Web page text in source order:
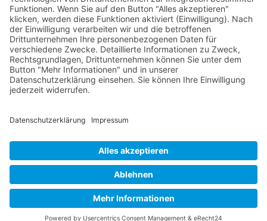
Kontakt
Postanschrift
Traumkatzen e.V.
89231 Neu-Ulm
© Copyright - Traumkatzen e.V.